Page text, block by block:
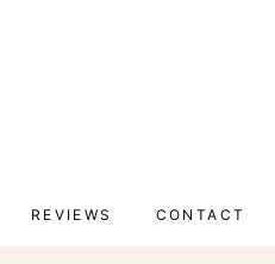
REVIEWS CONTACT